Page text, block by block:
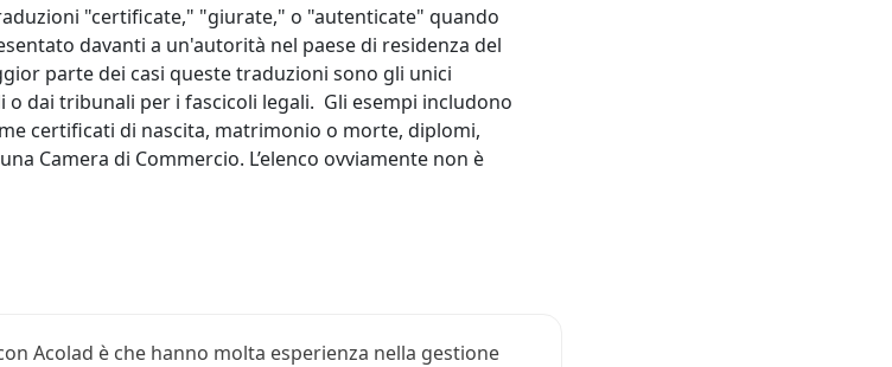
"certificate," "giurate," o "autenticate" quando
davanti a un'autorità nel paese di residenza del
parte dei casi queste traduzioni sono gli unici
dai tribunali per i fascicoli legali. Gli esempi includono
certificati di nascita, matrimonio o morte, diplomi,
Camera di Commercio. L’elenco ovviamente non è
Acolad è che hanno molta esperienza nella gestione